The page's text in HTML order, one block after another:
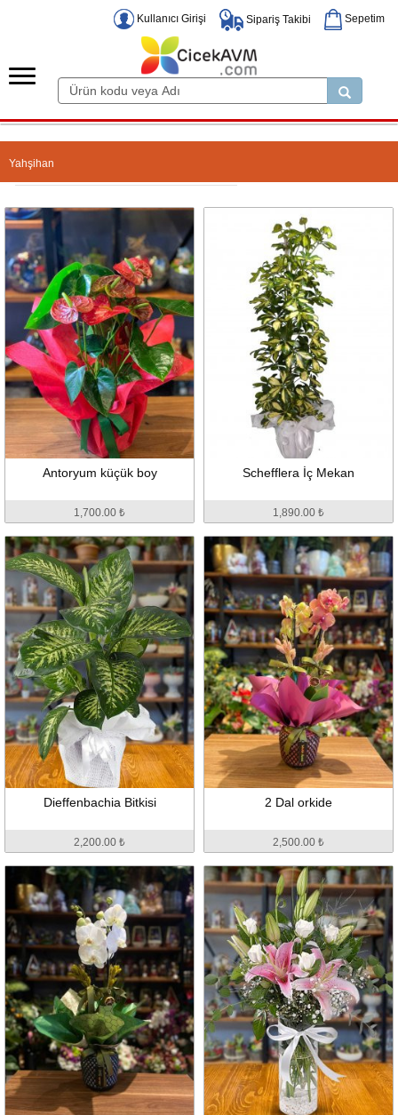
Kullanıcı Girişi Sipariş Takibi Sepetim
Yahşihan
Antoryum küçük boy
1,700.00 ₺
Schefflera İç Mekan
1,890.00 ₺
Dieffenbachia Bitkisi
2,200.00 ₺
2 Dal orkide
2,500.00 ₺